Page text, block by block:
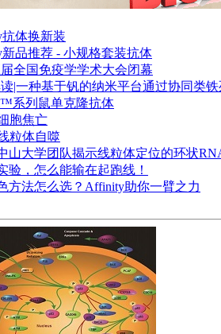
体换新装
品推荐 - 小规格套装抗体
全国免疫学学术大会闭幕
|一种基于钒的纳米平台通过协同类
系列鼠单克隆抗体
胞焦亡
粒体自噬
山大学团队揭示线粒体定位的环状
验，怎么能输在起跑线！
方法怎么选？Affinity助你一臂之力